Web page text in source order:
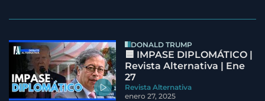
DONALD TRUMP
🟦 IMPASE DIPLOMÁTICO |
Revista Alternativa | Ene
27
Revista Alternativa
enero 27, 2025